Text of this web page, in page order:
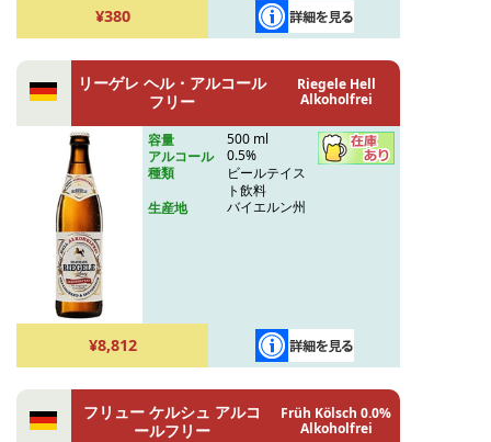
¥380
リーゲレ ヘル・アルコール
フリー
Riegele Hell
Alkoholfrei
容量
500 ml
アルコール
0.5%
種類
ビールテイス
ト飲料
生産地
バイエルン州
¥8,812
フリュー ケルシュ アルコ
ールフリー
Früh Kölsch 0.0%
Alkoholfrei